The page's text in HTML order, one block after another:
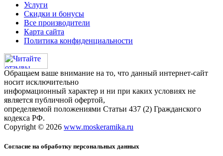
Услуги
Скидки и бонусы
Все производители
Карта сайта
Политика конфиденциальности
Обращаем ваше внимание на то, что данный интернет-сайт
носит исключительно
информационный характер и ни при каких условиях не
является публичной офертой,
определяемой положениями Статьи 437 (2) Гражданского
кодекса РФ.
Copyright © 2026 www.moskeramika.ru
Согласие на обработку персональных данных